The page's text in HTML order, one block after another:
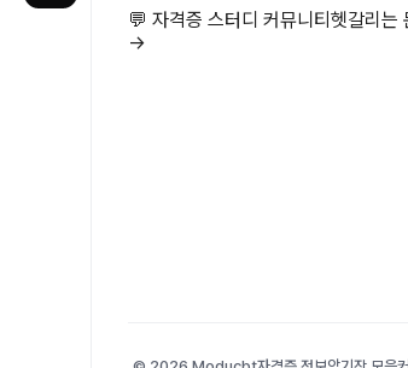
💬 자격증 스터디 커뮤니티헷갈리는
→